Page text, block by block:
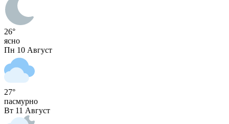
26°
ясно
Пн 10 Август
27°
пасмурно
Вт 11 Август